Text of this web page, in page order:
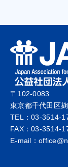
〒102-0083
東京都千代田区
TEL：03-3514-
FAX：03-3514-
E-mail：